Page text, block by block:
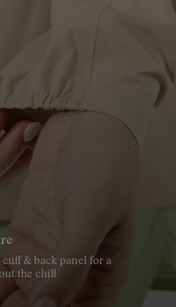
& back panel for a
the chill